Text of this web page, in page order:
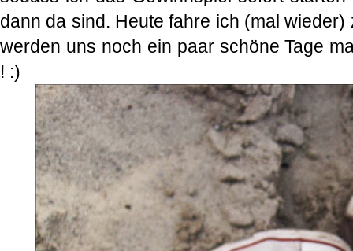
dann da sind. Heute fahre ich (mal
werden uns noch ein paar schöne Tage
! :)